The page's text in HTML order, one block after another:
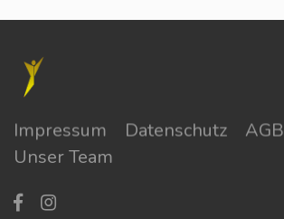
Impressum Datenschutz AGB
Unser Team